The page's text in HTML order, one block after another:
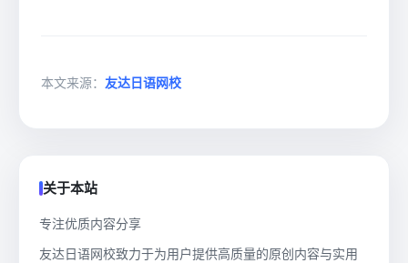
本文来源： 友达日语网校
关于本站
专注优质内容分享
友达日语网校致力于为用户提供高质量的原创内容与实用